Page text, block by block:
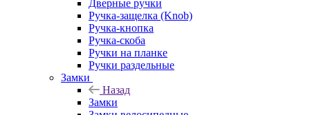
Дверные ручки
Ручка-защелка (Knob)
Ручка-кнопка
Ручка-скоба
Ручки на планке
Ручки раздельные
Замки
Назад
Замки